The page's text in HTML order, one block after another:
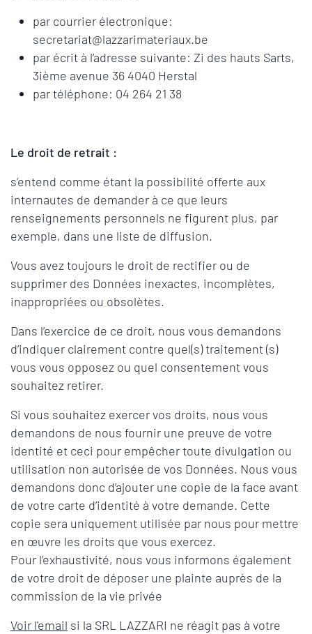
par courrier électronique:
secretariat@lazzarimateriaux.be
par écrit à l’adresse suivante: Zi des hauts Sarts,
3ième avenue 36 4040 Herstal
par téléphone: 04 264 21 38
Le droit de retrait :
s’entend comme étant la possibilité offerte aux
internautes de demander à ce que leurs
renseignements personnels ne figurent plus, par
exemple, dans une liste de diffusion.
Vous avez toujours le droit de rectifier ou de
supprimer des Données inexactes, incomplètes,
inappropriées ou obsolètes.
Dans l’exercice de ce droit, nous vous demandons
d’indiquer clairement contre quel(s) traitement (s)
vous vous opposez ou quel consentement vous
souhaitez retirer.
Si vous souhaitez exercer vos droits, nous vous
demandons de nous fournir une preuve de votre
identité et ceci pour empêcher toute divulgation ou
utilisation non autorisée de vos Données. Nous vous
demandons donc d’ajouter une copie de la face avant
de votre carte d’identité à votre demande. Cette
copie sera uniquement utilisée par nous pour mettre
en œuvre les droits que vous exercez.
Pour l’exhaustivité, nous vous informons également
de votre droit de déposer une plainte auprès de la
commission de la vie privée
Voir l'email si la SRL LAZZARI ne réagit pas à votre